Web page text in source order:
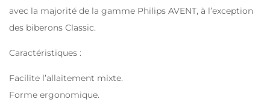
avec la majorité de la gamme Philips AVENT, à l’exception
des biberons Classic.
Caractéristiques :
Facilite l’allaitement mixte.
Forme ergonomique.